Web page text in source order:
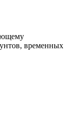
временных